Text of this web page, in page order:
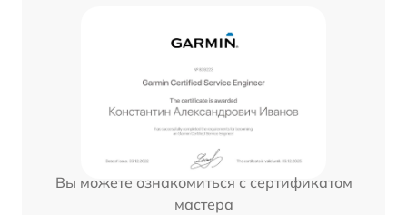
Вы можете ознакомиться с сертификатом
мастера